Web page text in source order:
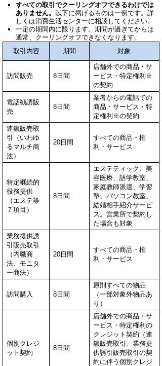
すべての取引でクーリングオフできるわけでは
ありません。 以下に掲げるものは一例です。詳
しくは消費生活センターに相談してください。
一定の期間内に限ります。期間が過ぎてからは
通常、クーリングオフできなくなります。
取引内容
期間 対象
訪問販売 8日間
店舗外での商品・サ
ービス・特定権利※
の契約
電話勧誘販
売
8日間
業者からの電話での
商品・サービス・特
定権利※の契約
連鎖販売取
引（いわゆ
るマルチ商
法）
20日間
すべての商品・権
利・サービス
特定継続的
役務提供
（エステ等
７項目）
8日間
エステティック、美
容医療、語学教室、
家庭教師派遣、学習
塾、パソコン教室、
結婚相手紹介サービ
ス。営業所で契約し
た場合も対象
業務提供誘
引販売取引
（内職商
法、モニタ
ー商法）
20日間
すべての商品・権
利・サービス
訪問購入 8日間
原則すべての物品
（一部対象外物品あ
り）
個別クレジ
ット契約
8日間
店舗外での商品・サ
ービス・特定権利の
クレジット契約（連
鎖販売取引、業務提
供誘引販売取引の契
約に伴う個別クレジ